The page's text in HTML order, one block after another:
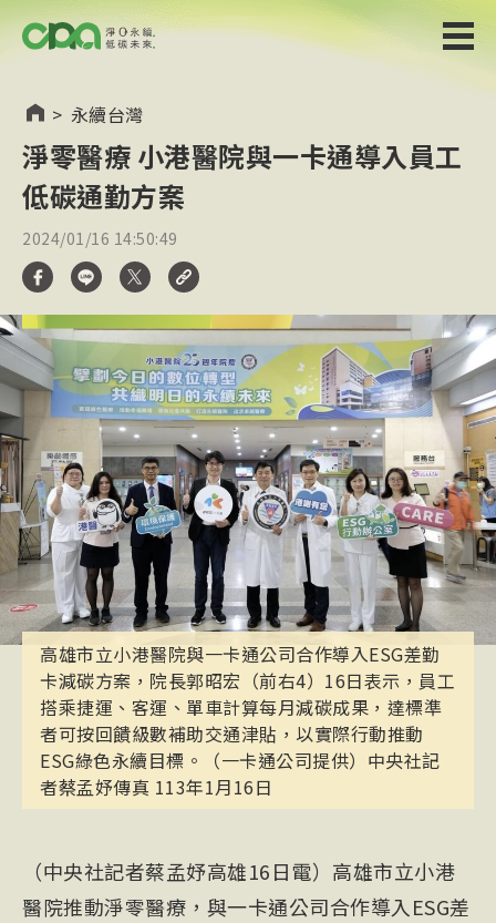
> 永續台灣
淨零醫療 小港醫院與一卡通導入員工
低碳通勤方案
2024/01/16 14:50:49
高雄市立小港醫院與一卡通公司合作導入ESG差勤
卡減碳方案，院長郭昭宏（前右4）16日表示，員工
搭乘捷運、客運、單車計算每月減碳成果，達標準
者可按回饋級數補助交通津貼，以實際行動推動
ESG綠色永續目標。（一卡通公司提供）中央社記
者蔡孟妤傳真 113年1月16日
（中央社記者蔡孟妤高雄16日電）高雄市立小港
醫院推動淨零醫療，與一卡通公司合作導入ESG差